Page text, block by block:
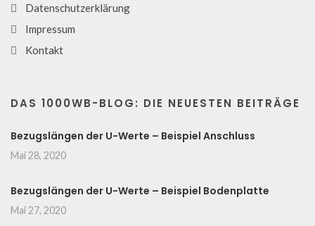
Datenschutzerklärung
Impressum
Kontakt
DAS 1000WB-BLOG: DIE NEUESTEN BEITRÄGE
Bezugslängen der U-Werte – Beispiel Anschluss
Mai 28, 2020
Bezugslängen der U-Werte – Beispiel Bodenplatte
Mai 27, 2020